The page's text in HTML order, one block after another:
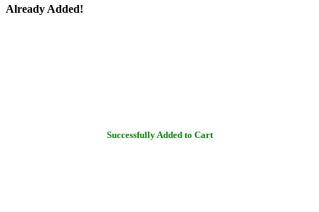
Already Added!
Successfully Added to Cart